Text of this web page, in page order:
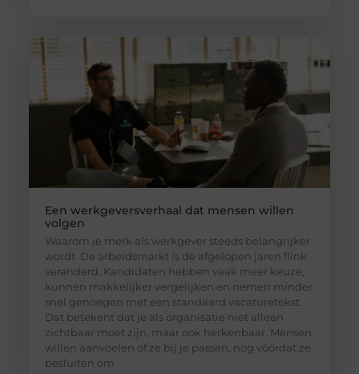
Een werkgeversverhaal dat mensen willen
volgen
Waarom je merk als werkgever steeds belangrijker
wordt De arbeidsmarkt is de afgelopen jaren flink
veranderd. Kandidaten hebben vaak meer keuze,
kunnen makkelijker vergelijken en nemen minder
snel genoegen met een standaard vacaturetekst.
Dat betekent dat je als organisatie niet alleen
zichtbaar moet zijn, maar ook herkenbaar. Mensen
willen aanvoelen of ze bij je passen, nog vóórdat ze
besluiten om